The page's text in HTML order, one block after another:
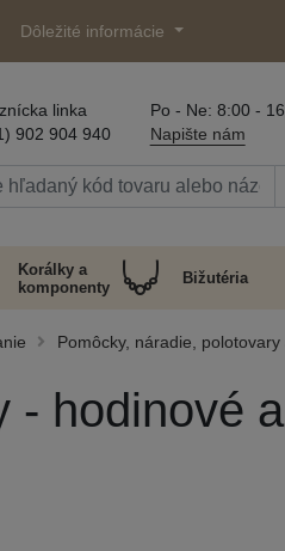
Dôležité informácie
linka
902 904 940
Po - Ne: 8:00 -
Napište nám
Korálky a
komponenty
Bižutéria
Pomôcky, náradie,
- hodinové